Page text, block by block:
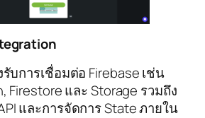
บการเชื่อมต่อ Firebase เช่น
Firestore และ Storage รวมถึง
และการจัดการ State ภายใน